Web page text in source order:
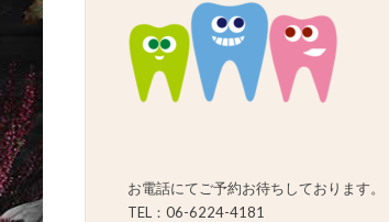
お電話にてご予約お待ちしております。
TEL：06-6224-4181